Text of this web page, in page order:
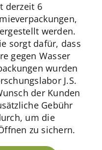
derzeit 6
werden.
sorgt dafür, dass
gegen Wasser
wurden
J.S.
der Kunden
Gebühr
um die
zu sichern.